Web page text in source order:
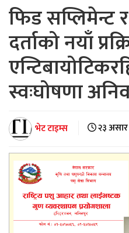
फिड सप्लिमेन्ट
दर्ताको नयाँ
स्वःघोषणा
भेट टाइम्स २३